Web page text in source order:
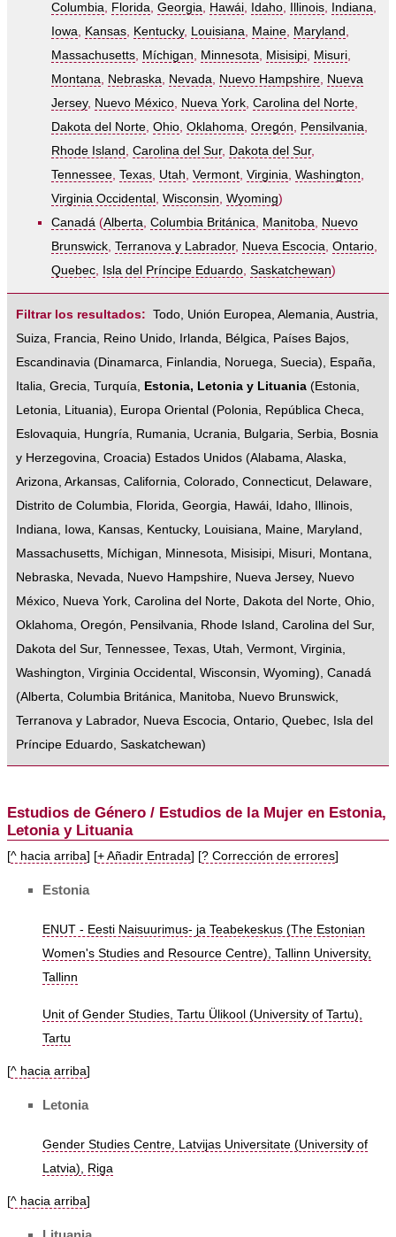
Columbia, Florida, Georgia, Hawái, Idaho, Illinois, Indiana,
Iowa, Kansas, Kentucky, Louisiana, Maine, Maryland ,
Massachusetts, Míchigan, Minnesota, Misisipi, Misuri,
Montana, Nebraska, Nevada, Nuevo Hampshire, Nueva
Jersey, Nuevo México, Nueva York, Carolina del Norte,
Dakota del Norte, Ohio, Oklahoma, Oregón, Pensilvania,
Rhode Island , Carolina del Sur, Dakota del Sur,
Tennessee, Texas, Utah, Vermont, Virginia, Washington,
Virginia Occidental , Wisconsin, Wyoming)
Canadá (Alberta, Columbia Británica, Manitoba, Nuevo
Brunswick, Terranova y Labrador, Nueva Escocia, Ontario,
Quebec, Isla del Príncipe Eduardo, Saskatchewan)
Filtrar los resultados: Todo, Unión Europea, Alemania, Austria,
Suiza, Francia, Reino Unido, Irlanda, Bélgica, Países Bajos,
Escandinavia (Dinamarca, Finlandia, Noruega, Suecia), España,
Italia, Grecia, Turquía, Estonia, Letonia y Lituania (Estonia,
Letonia, Lituania), Europa Oriental (Polonia, República Checa,
Eslovaquia, Hungría, Rumania, Ucrania, Bulgaria, Serbia, Bosnia
y Herzegovina, Croacia) Estados Unidos (Alabama, Alaska,
Arizona, Arkansas, California, Colorado, Connecticut, Delaware,
Distrito de Columbia, Florida, Georgia, Hawái, Idaho, Illinois,
Indiana, Iowa, Kansas, Kentucky, Louisiana, Maine, Maryland ,
Massachusetts, Míchigan, Minnesota, Misisipi, Misuri, Montana,
Nebraska, Nevada, Nuevo Hampshire, Nueva Jersey, Nuevo
México, Nueva York, Carolina del Norte, Dakota del Norte, Ohio,
Oklahoma, Oregón, Pensilvania, Rhode Island , Carolina del Sur,
Dakota del Sur, Tennessee, Texas, Utah, Vermont, Virginia,
Washington, Virginia Occidental , Wisconsin, Wyoming), Canadá
(Alberta, Columbia Británica, Manitoba, Nuevo Brunswick,
Terranova y Labrador, Nueva Escocia, Ontario, Quebec, Isla del
Príncipe Eduardo, Saskatchewan)
Estudios de Género / Estudios de la Mujer en Estonia,
Letonia y Lituania
[^ hacia arriba] [+ Añadir Entrada] [? Corrección de errores]
Estonia
ENUT - Eesti Naisuurimus- ja Teabekeskus (The Estonian
Women's Studies and Resource Centre), Tallinn University,
Tallinn
Unit of Gender Studies, Tartu Ülikool (University of Tartu),
Tartu
[^ hacia arriba]
Letonia
Gender Studies Centre, Latvijas Universitate (University of
Latvia), Riga
[^ hacia arriba]